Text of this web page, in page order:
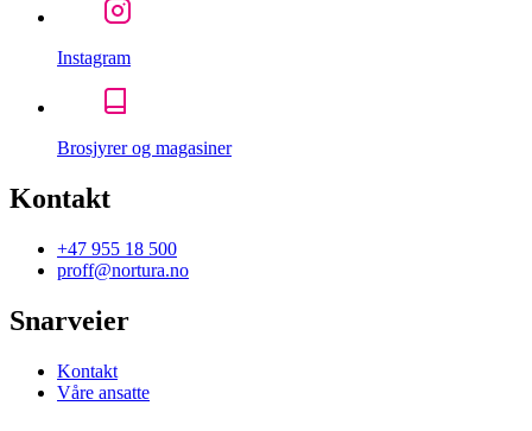
Instagram
Brosjyrer og magasiner
Kontakt
+47 955 18 500
proff@nortura.no
Snarveier
Kontakt
Våre ansatte